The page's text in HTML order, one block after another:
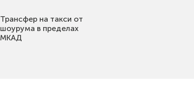
Трансфер на такси от
шоурума в пределах
МКАД